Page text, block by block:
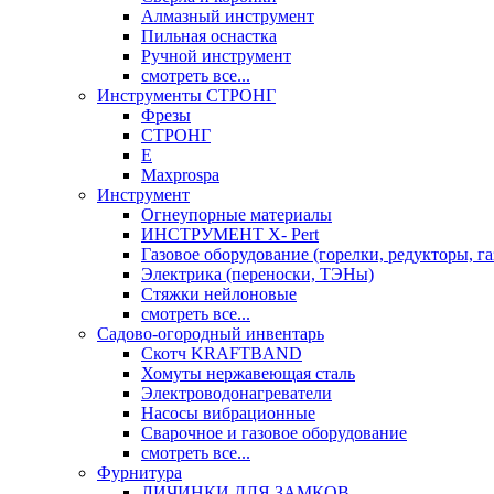
Алмазный инструмент
Пильная оснастка
Ручной инструмент
смотреть все...
Инструменты СТРОНГ
Фрезы
СТРОНГ
Е
Maxprospa
Инструмент
Огнеупорные материалы
ИНСТРУМЕНТ X- Pert
Газовое оборудование (горелки, редукторы,
Электрика (переноски, ТЭНы)
Стяжки нейлоновые
смотреть все...
Садово-огородный инвентарь
Скотч KRAFTBAND
Хомуты нержавеющая сталь
Электроводонагреватели
Насосы вибрационные
Сварочное и газовое оборудование
смотреть все...
Фурнитура